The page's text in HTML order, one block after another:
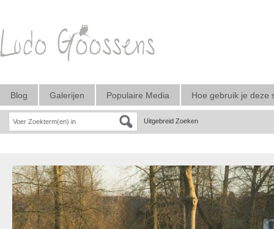
Blog Galerijen Populaire Media Hoe gebruik je deze
Uitgebreid Zoeken